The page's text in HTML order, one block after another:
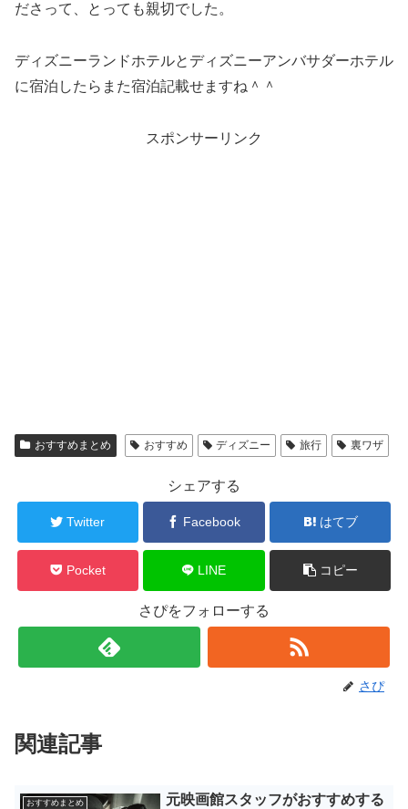
ださって、とっても親切でした。
ディズニーランドホテルとディズニーアンバサダーホテル
に宿泊したらまた宿泊記載せますね＾＾
スポンサーリンク
おすすめまとめ おすすめ ディズニー 旅行 裏ワザ
シェアする
Twitter Facebook はてブ
Pocket LINE コピー
さぴをフォローする
さぴ
関連記事
おすすめまとめ
元映画館スタッフがおすすめする